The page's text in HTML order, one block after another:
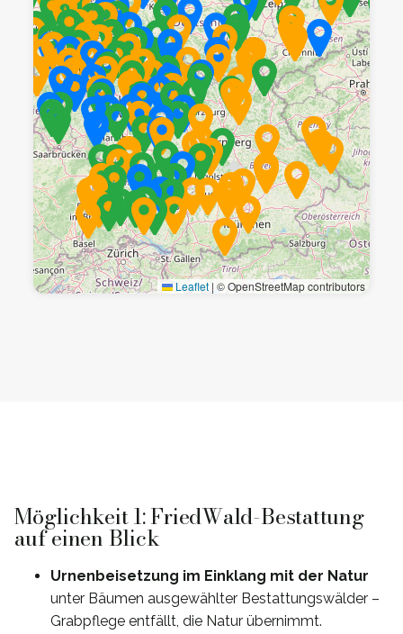
Leaflet | © OpenStreetMap contributors
Möglichkeit 1: FriedWald-Bestattung
auf einen Blick
Urnenbeisetzung im Einklang mit der Natur
unter Bäumen ausgewählter Bestattungswälder –
Grabpflege entfällt, die Natur übernimmt.